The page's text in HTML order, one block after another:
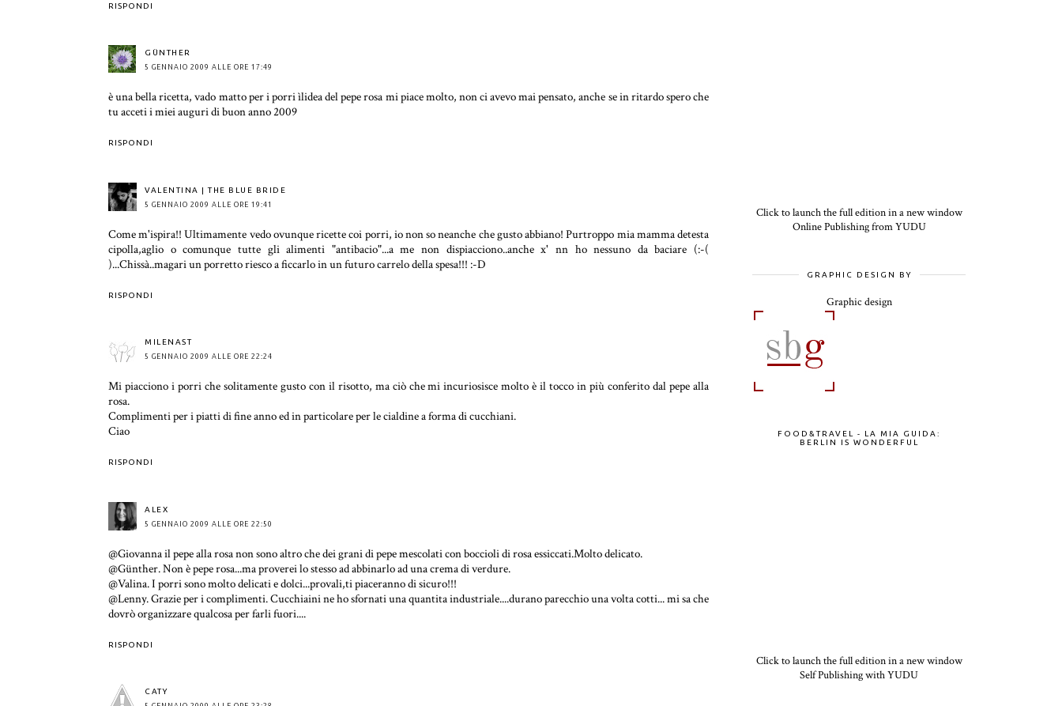
RISPONDI
GÜNTHER
5 GENNAIO 2009 ALLE ORE 17:49
è una bella ricetta, vado matto per i porri ìlidea del pepe rosa mi piace molto, non ci avevo mai pensato, anche se in ritardo spero che
tu acceti i miei auguri di buon anno 2009
RISPONDI
VALENTINA | THE BLUE BRIDE
5 GENNAIO 2009 ALLE ORE 19:41
Come m'ispira!! Ultimamente vedo ovunque ricette coi porri, io non so neanche che gusto abbiano! Purtroppo mia mamma detesta
cipolla,aglio o comunque tutte gli alimenti "antibacio"...a me non dispiacciono..anche x' nn ho nessuno da baciare (:-(
)...Chissà..magari un porretto riesco a ficcarlo in un futuro carrelo della spesa!!! :-D
RISPONDI
MILENAST
5 GENNAIO 2009 ALLE ORE 22:24
Mi piacciono i porri che solitamente gusto con il risotto, ma ciò che mi incuriosisce molto è il tocco in più conferito dal pepe alla
rosa.
Complimenti per i piatti di fine anno ed in particolare per le cialdine a forma di cucchiani.
Ciao
RISPONDI
ALEX
5 GENNAIO 2009 ALLE ORE 22:50
@Giovanna il pepe alla rosa non sono altro che dei grani di pepe mescolati con boccioli di rosa essiccati.Molto delicato.
@Günther. Non è pepe rosa...ma proverei lo stesso ad abbinarlo ad una crema di verdure.
@Valina. I porri sono molto delicati e dolci...provali,ti piaceranno di sicuro!!!
@Lenny. Grazie per i complimenti. Cucchiaini ne ho sfornati una quantita industriale....durano parecchio una volta cotti... mi sa che
dovrò organizzare qualcosa per farli fuori....
RISPONDI
CATY
Click to launch the full edition in a new window
Online Publishing from YUDU
GRAPHIC DESIGN BY
Graphic design
FOOD&TRAVEL - LA MIA GUIDA:
BERLIN IS WONDERFUL
Click to launch the full edition in a new window
Self Publishing with YUDU